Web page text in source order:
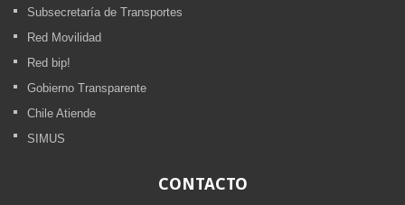
Subsecretaría de Transportes
Red Movilidad
Red bip!
Gobierno Transparente
Chile Atiende
SIMUS
CONTACTO